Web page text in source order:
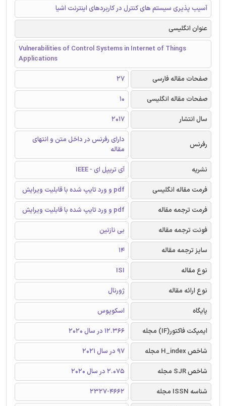
آسیب پذیری سیستم های کنترل در کاربردهای اینترنت اشیا
عنوان انگلیسی
Vulnerabilities of Control Systems in Internet of Things
Applications
صفحات مقاله فارسی
27
صفحات مقاله انگلیسی
10
سال انتشار
2017
رفرنس
دارای رفرنس در داخل متن و انتهای
مقاله
نشریه
آی تریپل ای - IEEE
فرمت مقاله انگلیسی
pdf و ورد تایپ شده با قابلیت ویرایش
فرمت ترجمه مقاله
pdf و ورد تایپ شده با قابلیت ویرایش
فونت ترجمه مقاله
بی نازنین
سایز ترجمه مقاله
14
نوع مقاله
ISI
نوع ارائه مقاله
ژورنال
پایگاه
اسکوپوس
ایمپکت فاکتور(IF) مجله
12.366 در سال 2020
شاخص H_index مجله
97 در سال 2021
شاخص SJR مجله
2.075 در سال 2020
شناسه ISSN مجله
2327-4662